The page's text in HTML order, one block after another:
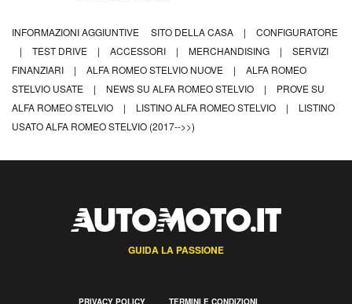
INFORMAZIONI AGGIUNTIVE SITO DELLA CASA |
CONFIGURATORE
|
TEST DRIVE | ACCESSORI | MERCHANDISING |
SERVIZI
FINANZIARI
| ALFA ROMEO STELVIO NUOVE |
ALFA ROMEO
STELVIO USATE
| NEWS SU ALFA ROMEO STELVIO |
PROVE SU
ALFA ROMEO STELVIO
| LISTINO ALFA ROMEO STELVIO |
LISTINO
USATO ALFA ROMEO STELVIO (2017-->>)
GUIDA LA PASSIONE
PRIVACY POLICY TERMINI E CONDIZIONI